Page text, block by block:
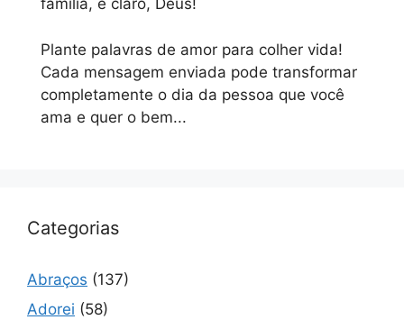
família, e claro, Deus!
Plante palavras de amor para colher vida!
Cada mensagem enviada pode transformar
completamente o dia da pessoa que você
ama e quer o bem...
Categorias
Abraços (137)
Adorei (58)